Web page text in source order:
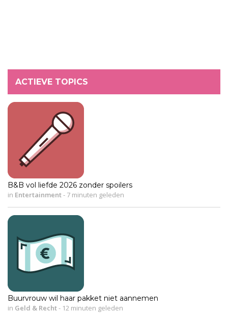
ACTIEVE TOPICS
B&B vol liefde 2026 zonder spoilers
in Entertainment- 7 minuten geleden
Buurvrouw wil haar pakket niet aannemen
in Geld & Recht- 12 minuten geleden